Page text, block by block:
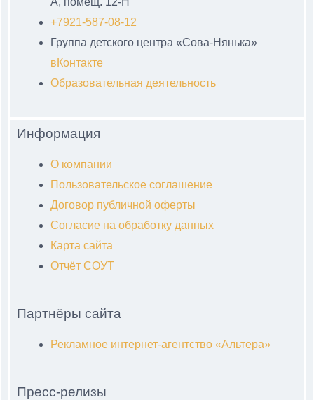
+7921-587-08-12
Группа детского центра «Сова-Нянька»
вКонтакте
Образовательная деятельность
Информация
О компании
Пользовательское соглашение
Договор публичной оферты
Согласие на обработку данных
Карта сайта
Отчёт СОУТ
Партнёры сайта
Рекламное интернет-агентство «Альтера»
Пресс-релизы